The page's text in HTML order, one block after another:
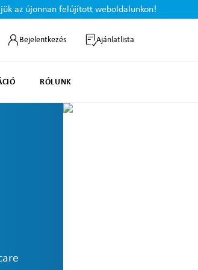
az újonnan felújított weboldalunkon!
Bejelentkezés Ajánlatlista
RÓLUNK